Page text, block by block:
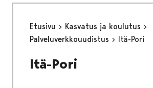
Etusivu
Kasvatus ja koulutus
Palveluverkkouudistus
Itä-Pori
Itä-Pori